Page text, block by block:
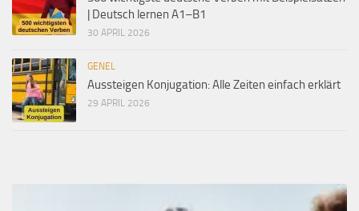
| Deutsch lernen A1–B1
30 APRIL 2026
GENEL
Aussteigen Konjugation: Alle Zeiten einfach erklärt
29 APRIL 2026